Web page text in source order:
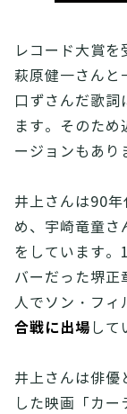
レコード大賞
萩原健一さんと
口ずさんだ歌詞
ます。そのた
ージョンもあり
井上さんは90
め、宇崎竜童さ
をしています
バーだった堺正
人でソン・フィ
合戦に出場 して
井上さんは俳優
した映画「カー